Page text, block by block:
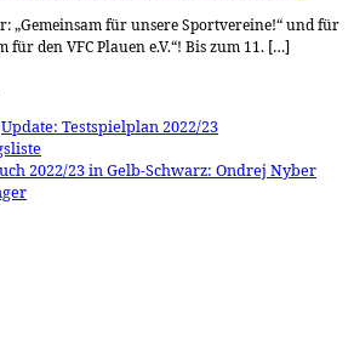
„Gemeinsam für unsere Sportvereine!“ und für
für den VFC Plauen e.V.“! Bis zum 11. […]
Update: Testspielplan 2022/23
2022/23 in Gelb-Schwarz: Ondrej Nyber